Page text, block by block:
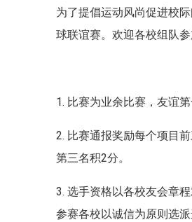
为了提倡运动风尚促进校
球联谊赛。欢迎各校组队
1. 比赛为业余比赛，友谊
2. 比赛通报奖励每个项目
第三名积2分。
3. 选手资格以各校友会章
参赛各校以诚信为原则选